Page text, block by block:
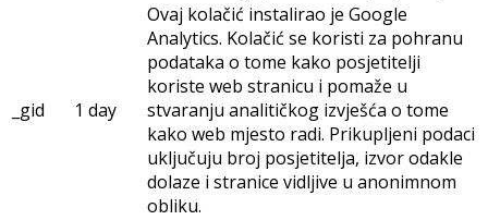
_gid 1 day
Ovaj kolačić instalirao je Google
Analytics. Kolačić se koristi za pohranu
podataka o tome kako posjetitelji
koriste web stranicu i pomaže u
stvaranju analitičkog izvješća o tome
kako web mjesto radi. Prikupljeni podaci
uključuju broj posjetitelja, izvor odakle
dolaze i stranice vidljive u anonimnom
obliku.